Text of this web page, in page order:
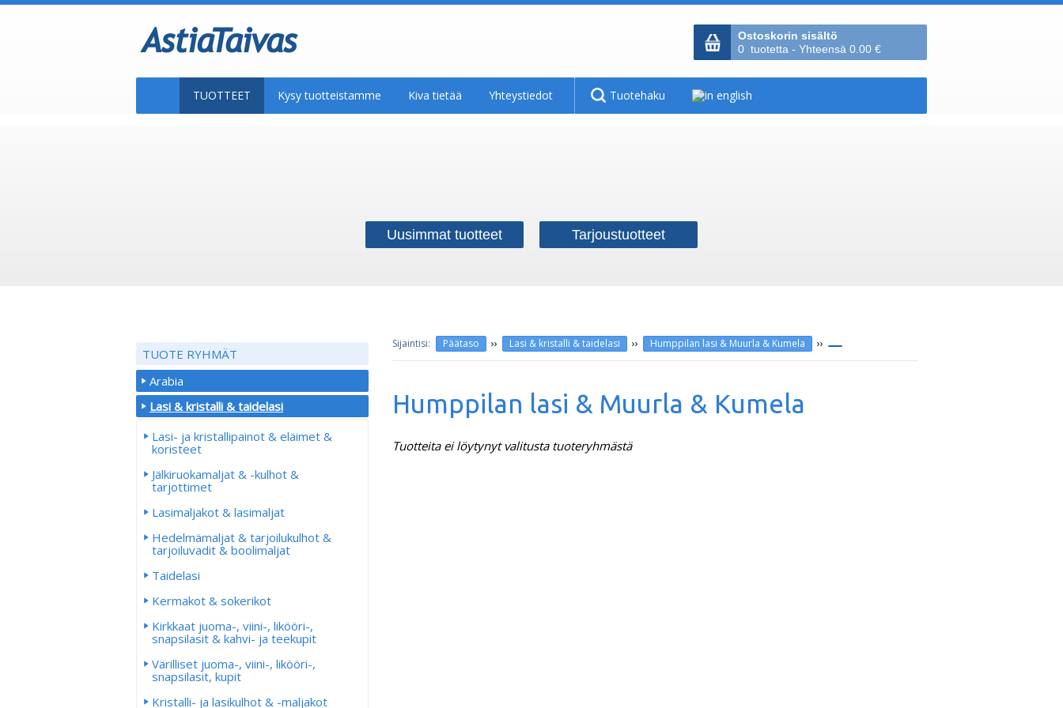
Ostoskorin sisältö
0 tuotetta - Yhteensä 0.00 €
TUOTTEET Kysy tuotteistamme Kiva tietää Yhteystiedot Tuotehaku
Uusimmat tuotteet Tarjoustuotteet
Päätaso ›› Lasi & kristalli & taidelasi ›› Humppilan lasi & Muurla & Kumela ››
Humppilan lasi & Muurla & Kumela
Tuotteita ei löytynyt valitusta tuoteryhmästä
TUOTE RYHMÄT
Arabia
Lasi & kristalli & taidelasi
Lasi- ja kristallipainot & eläimet &
koristeet
Jälkiruokamaljat & -kulhot &
tarjottimet
Lasimaljakot & lasimaljat
Hedelmämaljat & tarjoilukulhot &
tarjoiluvadit & boolimaljat
Taidelasi
Kermakot & sokerikot
Kirkkaat juoma-, viini-, likööri-,
snapsilasit & kahvi- ja teekupit
Värilliset juoma-, viini-, likööri-,
snapsilasit, kupit
Kristalli- ja lasikulhot & -maljakot